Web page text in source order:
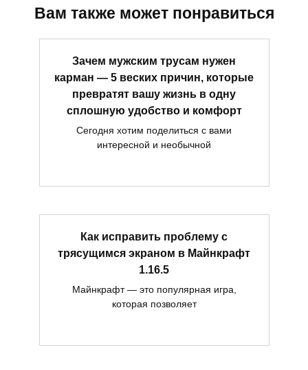
Вам также может понравиться
Зачем мужским трусам нужен
карман — 5 веских причин, которые
превратят вашу жизнь в одну
сплошную удобство и комфорт
Сегодня хотим поделиться с вами
интересной и необычной
Как исправить проблему с
трясущимся экраном в Майнкрафт
1.16.5
Майнкрафт — это популярная игра,
которая позволяет